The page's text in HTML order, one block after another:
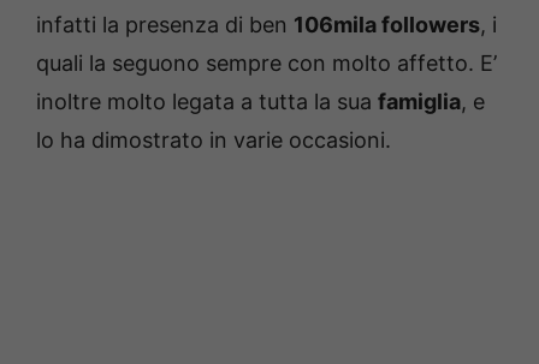
infatti la presenza di ben 106mila followers, i
quali la seguono sempre con molto affetto. E’
inoltre molto legata a tutta la sua famiglia, e
lo ha dimostrato in varie occasioni.